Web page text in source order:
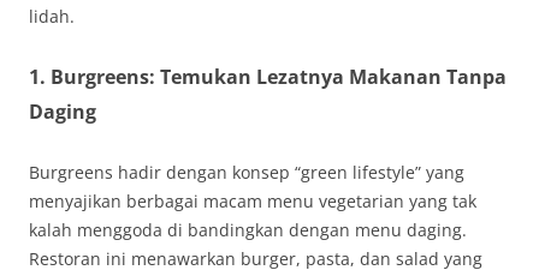
lidah.
1. Burgreens: Temukan Lezatnya Makanan Tanpa
Daging
Burgreens hadir dengan konsep “green lifestyle” yang
menyajikan berbagai macam menu vegetarian yang tak
kalah menggoda di bandingkan dengan menu daging.
Restoran ini menawarkan burger, pasta, dan salad yang